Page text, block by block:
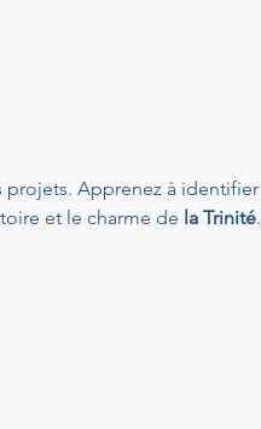
projets. Apprenez à identifier
et le charme de la Trinité.